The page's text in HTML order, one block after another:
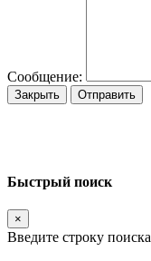
Сообщение:
Закрыть Отправить
Быстрый поиск
×
Введите строку поиска